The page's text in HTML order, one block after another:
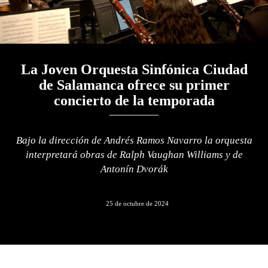
La Joven Orquesta Sinfónica Ciudad
de Salamanca ofrece su primer
concierto de la temporada
Bajo la dirección de Andrés Ramos Navarro la orquesta
interpretará obras de Ralph Vaughan Williams y de
Antonín Dvorák
25 de octubre de 2024